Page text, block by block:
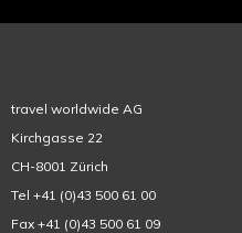
travel worldwide AG
Kirchgasse 22
CH-8001 Zürich
Tel +41 (0)43 500 61 00
Fax +41 (0)43 500 61 09